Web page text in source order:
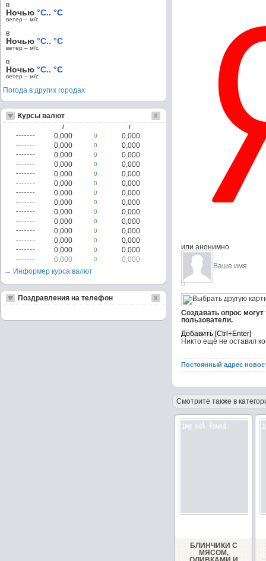
или анонимно
Создавать опрос
пользователи.
Никто ещё не оставил
Постоянный адрес
Смотрите также в
БЛИНЧИКИ С
МЯСОМ,
в
Ночью °C.. °C
ветер – м/c
в
Ночью °C.. °C
ветер – м/c
в
Ночью °C.. °C
ветер – м/c
Погода в других городах
Курсы валют
/ /
0,000 0
0,000
0,000
0
0,000
0,000
0
0,000
0,000
0
0,000
0,000
0
0,000
0,000
0
0,000
0,000
0
0,000
0,000
0
0,000
0,000
0
0,000
0,000
0
0,000
0,000
0
0,000
0,000
0
0,000
0,000
0
0,000
0,000
0
0,000
→ Информер курса валют
Поздравления на телефон